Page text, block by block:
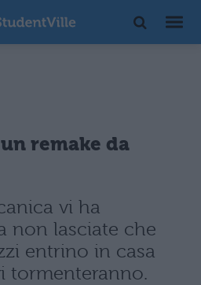
remake da
vi ha
non lasciate che
entrino in casa
tormenteranno.